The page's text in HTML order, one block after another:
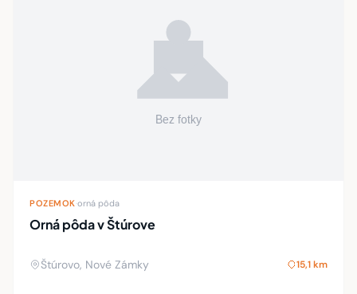
POZEMOK orná pôda
Orná pôda v Štúrove
Štúrovo, Nové Zámky 15,1 km